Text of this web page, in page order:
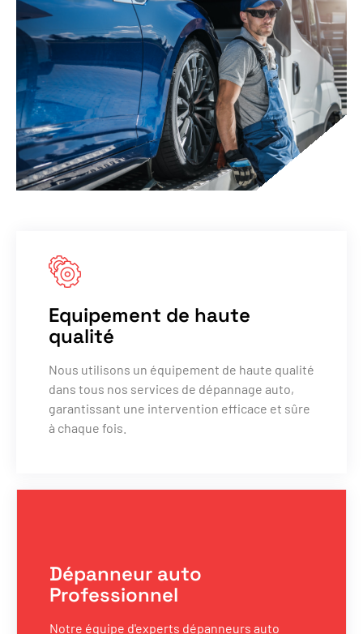
Equipement de haute
qualité
Nous utilisons un équipement de haute qualité
dans tous nos services de dépannage auto,
garantissant une intervention efficace et sûre
à chaque fois.
Dépanneur auto
Professionnel
Notre équipe d'experts dépanneurs auto